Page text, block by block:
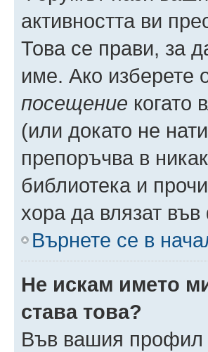
активността ви
Това се прави, за
име. Ако изберете
посещение когато
(или докато не
препоръчва в
библиотека и
хора да влязат
Върнете се в
Не искам името
става това?
Във вашия профил